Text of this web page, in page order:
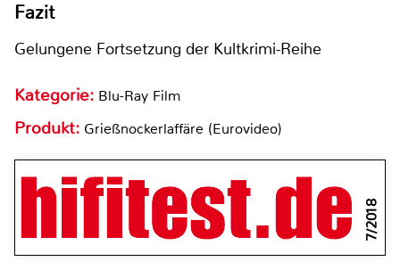
Fazit
Gelungene Fortsetzung der Kultkrimi-Reihe
Kategorie: Blu-Ray Film
Produkt: Grießnockerlaffäre (Eurovideo)
7/2018